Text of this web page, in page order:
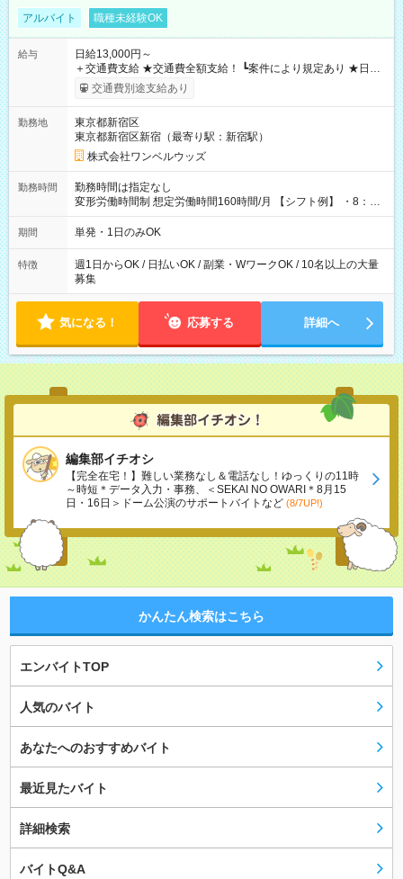
アルバイト 職種未経験OK
給与
日給13,000円～
＋交通費支給 ★交通費全額支給！ ┗案件により規定あり ★日払
いOK！（規定あり） ┗働いたその日に現金GET♪ お仕事後はコ
ンビニATMから 日払い分を引き落とせます！ 【試用期間】試
交通費別途支給あり
勤務地
東京都新宿区
東京都新宿区新宿（最寄り駅：新宿駅）
株式会社ワンベルウッズ
勤務時間
勤務時間は指定なし
変形労働時間制 想定労働時間160時間/月 【シフト例】 ・8：00
～21：00
期間 単発・1日のみOK
特徴
週1日からOK / 日払いOK / 副業・WワークOK / 10名以上の大量
募集
気になる！ 応募する 詳細へ
編集部イチオシ
【完全在宅！】難しい業務なし＆電話なし！ゆっくりの11時
～時短＊データ入力・事務、＜SEKAI NO OWARI＊8月15
日・16日＞ドーム公演のサポートバイトなど (8/7UP!)
かんたん検索はこちら
エンバイトTOP
人気のバイト
あなたへのおすすめバイト
最近見たバイト
詳細検索
バイトQ&A